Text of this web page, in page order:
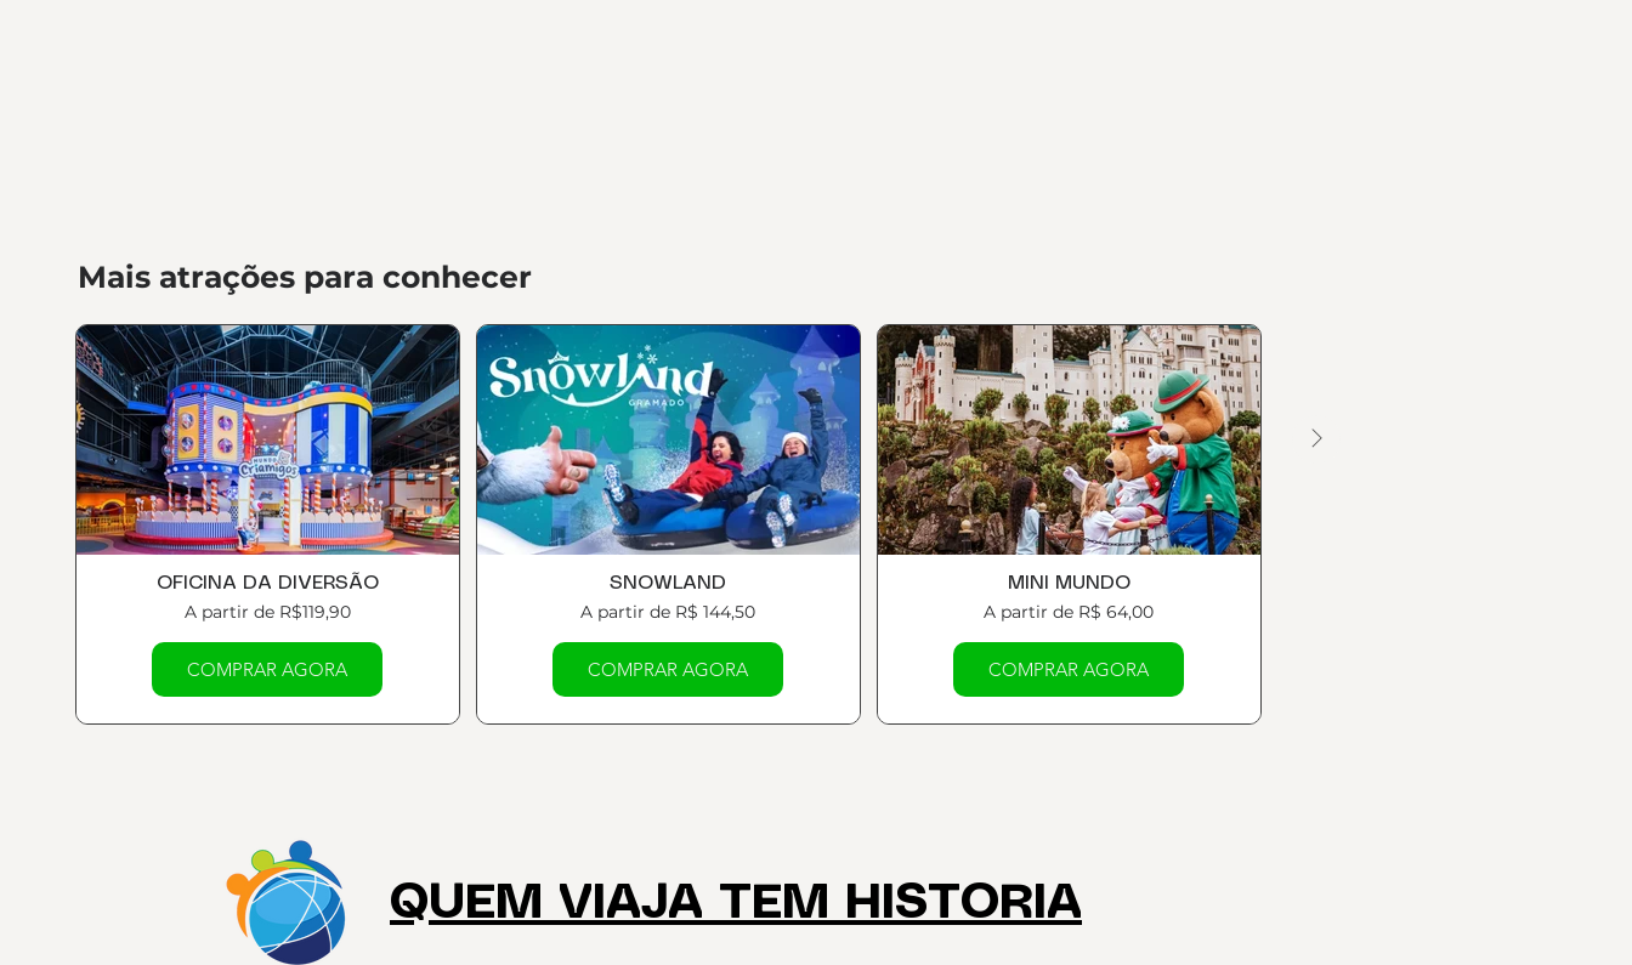
Mais atrações para conhecer
OFICINA DA DIVERSÃO
A partir de R$119,90
COMPRAR AGORA
SNOWLAND
A partir de R$ 144,50
COMPRAR AGORA
MINI MUNDO
A partir de R$ 64,00
COMPRAR AGORA
QUEM VIAJA TEM HISTORIA